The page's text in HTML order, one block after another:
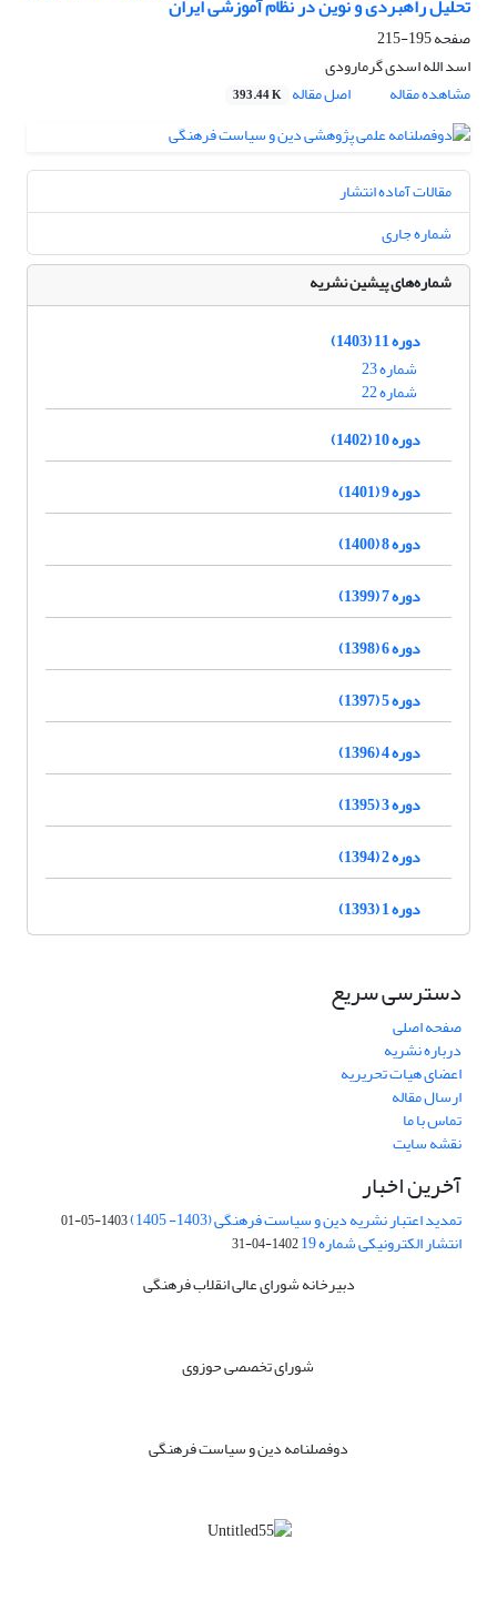
تحلیل راهبردی و نوین در نظام آموزشی ایران
صفحه195-215
اسد الله اسدی گرمارودی
مشاهده مقاله
اصل مقاله 393.44 K
مقالات آماده انتشار
شماره جاری
شماره‌های پیشین نشریه
دوره 11 (1403)
شماره 23
شماره 22
دوره 10 (1402)
دوره 9 (1401)
دوره 8 (1400)
دوره 7 (1399)
دوره 6 (1398)
دوره 5 (1397)
دوره 4 (1396)
دوره 3 (1395)
دوره 2 (1394)
دوره 1 (1393)
دسترسی سریع
صفحه اصلی
درباره نشریه
اعضای هیات تحریریه
ارسال مقاله
تماس با ما
نقشه سایت
آخرین اخبار
تمدید اعتبار نشریه دین و سیاست فرهنگی (1403- 1405) 1403-05-01
انتشار الکترونیکی شماره 19 1402-04-31
دبیرخانه شورای عالی انقلاب فرهنگی
شورای تخصصی حوزوی
دوفصلنامه دین و سیاست فرهنگی